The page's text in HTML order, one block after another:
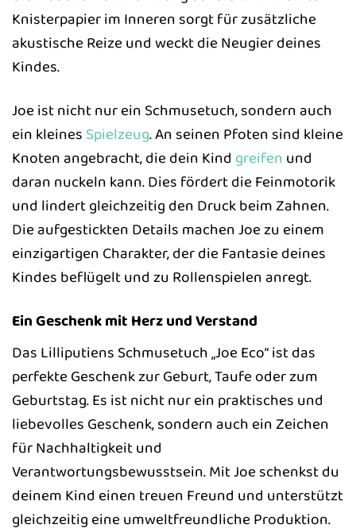
Knisterpapier im Inneren sorgt für zusätzliche
akustische Reize und weckt die Neugier deines
Kindes.
Joe ist nicht nur ein Schmusetuch, sondern auch
ein kleines Spielzeug. An seinen Pfoten sind kleine
Knoten angebracht, die dein Kind greifen und
daran nuckeln kann. Dies fördert die Feinmotorik
und lindert gleichzeitig den Druck beim Zahnen.
Die aufgestickten Details machen Joe zu einem
einzigartigen Charakter, der die Fantasie deines
Kindes beflügelt und zu Rollenspielen anregt.
Ein Geschenk mit Herz und Verstand
Das Lilliputiens Schmusetuch „Joe Eco“ ist das
perfekte Geschenk zur Geburt, Taufe oder zum
Geburtstag. Es ist nicht nur ein praktisches und
liebevolles Geschenk, sondern auch ein Zeichen
für Nachhaltigkeit und
Verantwortungsbewusstsein. Mit Joe schenkst du
deinem Kind einen treuen Freund und unterstützt
gleichzeitig eine umweltfreundliche Produktion.